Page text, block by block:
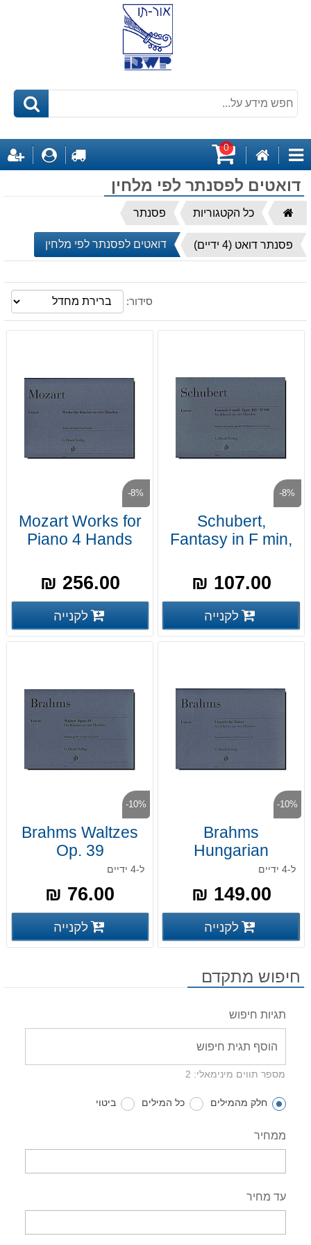
קטגוריותהבית
עגלת
קניות
0 לקופה
דואטים לפסנתר לפי מלחין
דף
הבית
כל הקטגוריות פסנתר
פסנתר דואט (4 ידיים) דואטים לפסנתר לפי מלחין
סידור:
-8%
Schubert,
Fantasy in F min,
107.00 ₪
פרטים נוספים פרטים נוספים לקנייה
-8%
Mozart Works for
Piano 4 Hands
256.00 ₪
פרטים נוספים
לקנייה
-10%
Brahms
Hungarian
ל-4 ידיים
149.00 ₪
פרטים נוספים פרטים נוספים לקנייה
-10%
Brahms Waltzes
Op. 39
ל-4 ידיים
76.00 ₪
פרטים נוספים
לקנייה
חיפוש מתקדם
תגיות חיפוש
מספר תווים מינימאלי: 2
חלק מהמילים כל המילים ביטוי
ממחיר
עד מחיר